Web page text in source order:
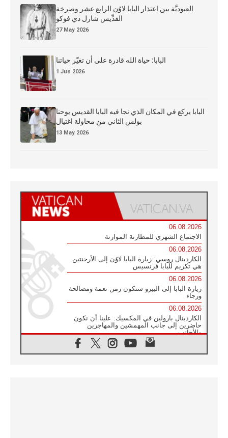
العبوديَّة بين اعتذار البابا لاوُن الرابع عشر وصرخة
القدِّيس شارل دي فوكو
27 May 2026
البابا: حياة الله قادرة على أن تغيّر حياتنا
1 Jun 2026
البابا يركع في المكان الذي نجا فيه البابا القديس يوحنا
بولس الثاني من محاولة اغتيال
13 May 2026
06.08.2026
الاجتماع الشهري للمطارنة الموارنة
06.08.2026
الكاردينال روسي: زيارة البابا لاوُن إلى الأرجنتين
هي تكريم للبابا فرنسيس
06.08.2026
زيارة البابا إلى البيرو ستكون زمن نعمة ومصالحة
ورجاء
06.08.2026
الكاردينال بارولين في المكسيك: علينا أن نكون
حاضرين إلى جانب المهمشين والمهاجرين
والأجانب
البابا لاوُن الرابع عشر للشباب في أسيزي: